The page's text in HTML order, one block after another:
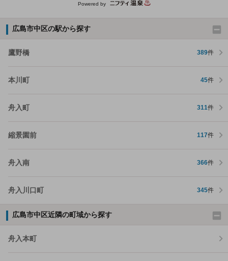
Powered by
広島市中区の駅から探す
鷹野橋 389件
本川町 45件
舟入町 311件
縮景園前 117件
舟入南 366件
舟入川口町 345件
広島市中区近隣の町域から探す
舟入本町